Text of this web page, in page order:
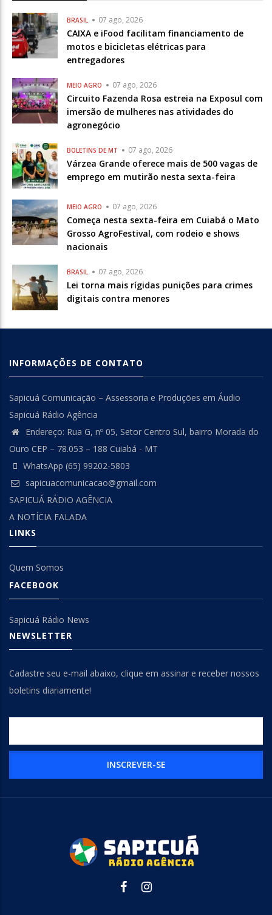
BRASIL 07 ago, 2026
CAIXA e iFood facilitam financiamento de
motos e bicicletas elétricas para
entregadores
MEIO AGRO 07 ago, 2026
Circuito Fazenda Rosa estreia na Exposul com
imersão de mulheres nas atividades do
agronegócio
BOLETINS DE MT 07 ago, 2026
Várzea Grande oferece mais de 500 vagas de
emprego em mutirão nesta sexta-feira
MEIO AGRO 07 ago, 2026
Começa nesta sexta-feira em Cuiabá o Mato
Grosso AgroFestival, com rodeio e shows
nacionais
BRASIL 07 ago, 2026
Lei torna mais rígidas punições para crimes
digitais contra menores
INFORMAÇÕES DE CONTATO
Sapicuá Comunicação – Assessoria e Produções em Áudio
Sapicuá Rádio Agência
Endereço: Rua G, nº 05, Setor Centro Sul, bairro Morada do
Ouro CEP – 78.053 – 188 Cuiabá - MT
WhatsApp (65) 99202-5803
sapicuacomunicacao@gmail.com
SAPICUÁ RÁDIO AGÊNCIA
A NOTÍCIA FALADA
LINKS
Quem Somos
FACEBOOK
Sapicuá Rádio News
NEWSLETTER
Cadastre seu e-mail abaixo, clique em assinar e receber nossos
boletins diariamente!